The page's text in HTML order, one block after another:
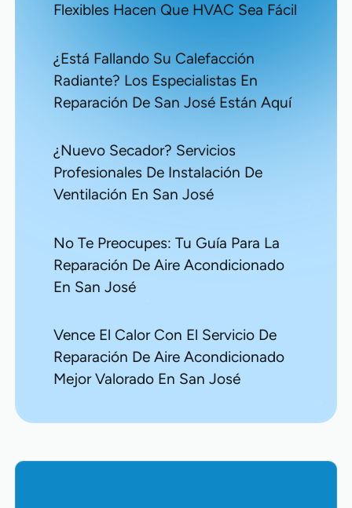
Flexibles Hacen Que HVAC Sea Fácil
¿Está Fallando Su Calefacción
Radiante? Los Especialistas En
Reparación De San José Están Aquí
¿Nuevo Secador? Servicios
Profesionales De Instalación De
Ventilación En San José
No Te Preocupes: Tu Guía Para La
Reparación De Aire Acondicionado
En San José
Vence El Calor Con El Servicio De
Reparación De Aire Acondicionado
Mejor Valorado En San José